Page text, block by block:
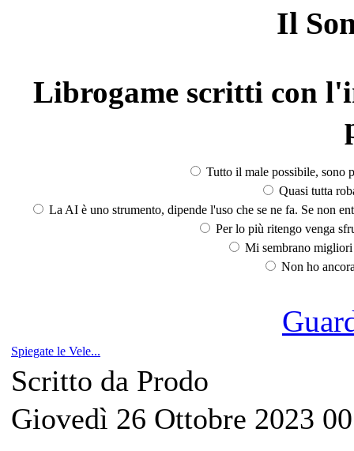
Il
Librogame scritti con
Tutto il male possibile, sono
Quasi tutta
La AI è uno strumento, dipende l'uso che se ne fa. Se non
Per lo più ritengo venga
Mi sembrano
Non ho
Spiegate le Vele...
Scritto da Prodo
Giovedì 26 Ottobre 2023